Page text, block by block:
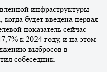
инфраструктуры
будет введена первая
показатель сейчас -
к 2024 году, и на этом
выбросов в
собеседник.